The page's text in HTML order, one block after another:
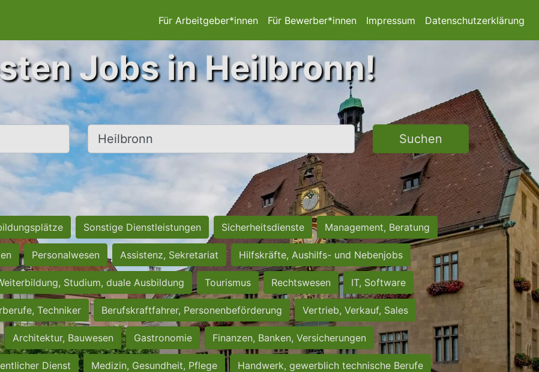
Für Arbeitgeber*innen Für Bewerber*innen Impressum Datenschutzerklärung
Jobs in Heilbronn!
Ort, Stadt Suchen
Sonstige Dienstleistungen Sicherheitsdienste Management, Beratung
Personalwesen Assistenz, Sekretariat Hilfskräfte, Aushilfs- und Nebenjobs
Studium, duale Ausbildung Tourismus Rechtswesen IT, Software
Techniker Berufskraftfahrer, Personenbeförderung Vertrieb, Verkauf, Sales
Architektur, Bauwesen Gastronomie Finanzen, Banken, Versicherungen
Dienst Medizin, Gesundheit, Pflege Handwerk, gewerblich technische Berufe